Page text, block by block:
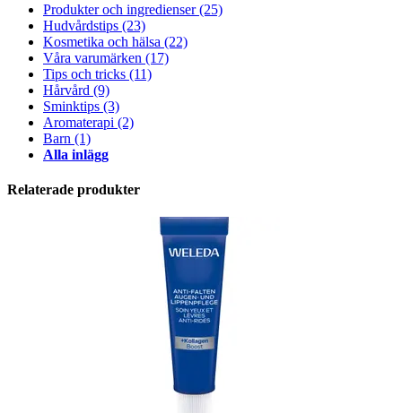
Produkter och ingredienser(25)
Hudvårdstips (23)
Kosmetika och hälsa (22)
Våra varumärken (17)
Tips och tricks (11)
Hårvård (9)
Sminktips (3)
Aromaterapi (2)
Barn (1)
Alla inlägg
Relaterade produkter